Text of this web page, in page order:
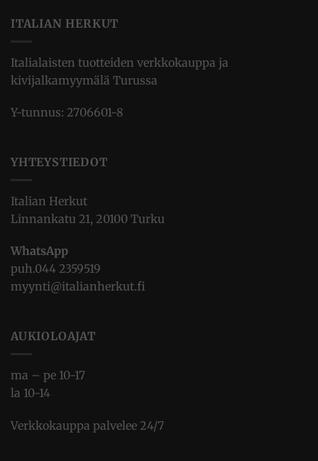
ITALIAN HERKUT
Italialaisten tuotteiden verkkokauppa ja
kivijalkamyymälä Turussa
Y-tunnus: 2706601-8
YHTEYSTIEDOT
Italian Herkut
Linnankatu 21, 20100 Turku
WhatsApp
puh.044 2359519
myynti@italianherkut.fi
AUKIOLOAJAT
ma – pe 10-17
la 10-14
Verkkokauppa palvelee 24/7